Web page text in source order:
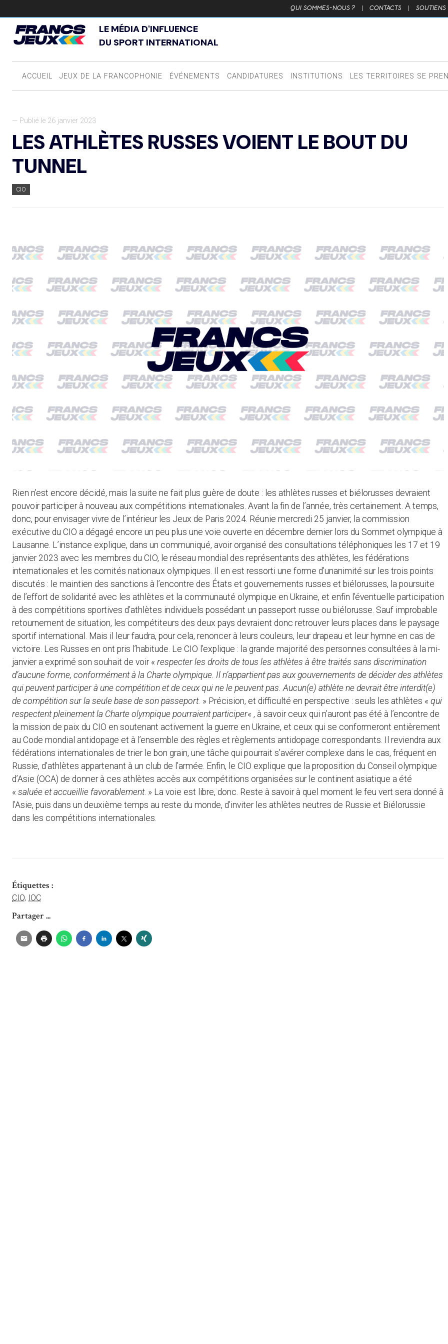
QUI SOMMES-NOUS ? | CONTACTS | SOUTIENS
LE MÉDIA D'INFLUENCE
DU SPORT INTERNATIONAL
ACCUEIL JEUX DE LA FRANCOPHONIE ÉVÉNEMENTS CANDIDATURES INSTITUTIONS LES TERRITOIRES SE
— Publié le 26 janvier 2023
LES ATHLÈTES RUSSES VOIENT LE BOUT DU
TUNNEL
CIO
Rien n’est encore décidé, mais la suite ne fait plus guère de doute : les athlètes russes et biélorusses devraient
pouvoir participer à nouveau aux compétitions internationales. Avant la fin de l’année, très certainement. A temps,
donc, pour envisager vivre de l’intérieur les Jeux de Paris 2024. Réunie mercredi 25 janvier, la commission
exécutive du CIO a dégagé encore un peu plus une voie ouverte en décembre dernier lors du Sommet olympique à
Lausanne. L’instance explique, dans un communiqué, avoir organisé des consultations téléphoniques les 17 et 19
janvier 2023 avec les membres du CIO, le réseau mondial des représentants des athlètes, les fédérations
internationales et les comités nationaux olympiques. Il en est ressorti une forme d’unanimité sur les trois points
discutés : le maintien des sanctions à l’encontre des États et gouvernements russes et biélorusses, la poursuite
de l’effort de solidarité avec les athlètes et la communauté olympique en Ukraine, et enfin l’éventuelle participation
à des compétitions sportives d’athlètes individuels possédant un passeport russe ou biélorusse. Sauf improbable
retournement de situation, les compétiteurs des deux pays devraient donc retrouver leurs places dans le paysage
sportif international. Mais il leur faudra, pour cela, renoncer à leurs couleurs, leur drapeau et leur hymne en cas de
victoire. Les Russes en ont pris l’habitude. Le CIO l’explique : la grande majorité des personnes consultées à la mi-
janvier a exprimé son souhait de voir « respecter les droits de tous les athlètes à être traités sans discrimination
d’aucune forme, conformément à la Charte olympique. Il n’appartient pas aux gouvernements de décider des athlètes
qui peuvent participer à une compétition et de ceux qui ne le peuvent pas. Aucun(e) athlète ne devrait être interdit(e)
de compétition sur la seule base de son passeport. » Précision, et difficulté en perspective : seuls les athlètes « qui
respectent pleinement la Charte olympique pourraient participer« , à savoir ceux qui n’auront pas été à l’encontre de
la mission de paix du CIO en soutenant activement la guerre en Ukraine, et ceux qui se conformeront entièrement
au Code mondial antidopage et à l’ensemble des règles et règlements antidopage correspondants. Il reviendra aux
fédérations internationales de trier le bon grain, une tâche qui pourrait s’avérer complexe dans le cas, fréquent en
Russie, d’athlètes appartenant à un club de l’armée. Enfin, le CIO explique que la proposition du Conseil olympique
d’Asie (OCA) de donner à ces athlètes accès aux compétitions organisées sur le continent asiatique a été
« saluée et accueillie favorablement. » La voie est libre, donc. Reste à savoir à quel moment le feu vert sera donné à
l’Asie, puis dans un deuxième temps au reste du monde, d’inviter les athlètes neutres de Russie et Biélorussie
dans les compétitions internationales.
Étiquettes :
CIO, IOC
Partager ...